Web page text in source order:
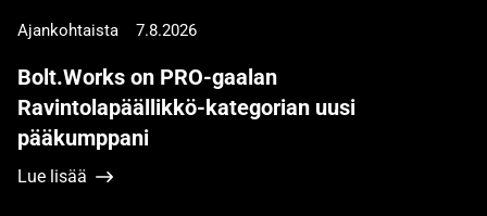
Ajankohtaista 7.8.2026
Bolt.Works on PRO-gaalan
Ravintolapäällikkö-kategorian uusi
pääkumppani
Lue lisää